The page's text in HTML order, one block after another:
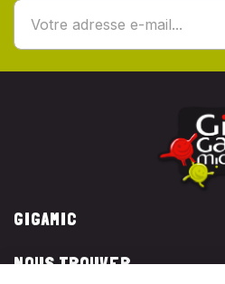
GIGAMIC
NOUS TROUVER